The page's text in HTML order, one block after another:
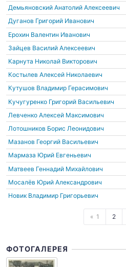
Демьяновский Анатолий Алексеевич
Дуганов Григорий Иванович
Ерохин Валентин Иванович
Зайцев Василий Алексеевич
Карнута Николай Викторович
Костылев Алексей Николаевич
Кутушов Владимир Герасимович
Кучугуренко Григорий Васильевич
Левченко Алексей Максимович
Лотошников Борис Леонидович
Мазанов Георгий Васильевич
Мармаза Юрий Евгеньевич
Матвеев Геннадий Михайлович
Мосалёв Юрий Александрович
Новик Владимир Григорьевич
1 2
ФОТОГАЛЕРЕЯ